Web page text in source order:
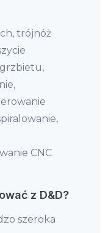
trójnóż
CNC
z D&D?
szeroka